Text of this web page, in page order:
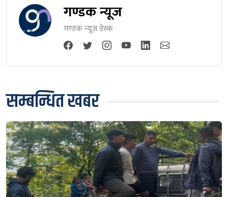
गण्डक न्यूज
गण्डक न्यूज डेस्क
सम्बन्धित खबर